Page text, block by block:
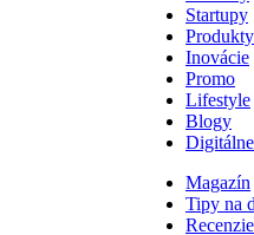
Startupy
Produkty
Inovácie
Promo
Lifestyle
Blogy
Magazín
Tipy na
Recenzie